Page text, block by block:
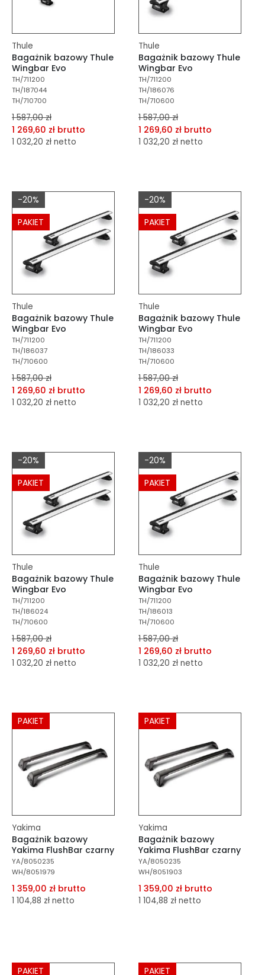
Thule
Bagażnik bazowy Thule
Wingbar Evo
TH/711200
TH/187044
TH/710700
1 587,00 zł
1 269,60 zł brutto
1 032,20 zł netto
Do koszyka
Thule
Bagażnik bazowy Thule
Wingbar Evo
TH/711200
TH/186076
TH/710600
1 587,00 zł
1 269,60 zł brutto
1 032,20 zł netto
Do koszyka
-20%
PAKIET
Thule
Bagażnik bazowy Thule
Wingbar Evo
TH/711200
TH/186037
TH/710600
1 587,00 zł
1 269,60 zł brutto
1 032,20 zł netto
Do koszyka
-20%
PAKIET
Thule
Bagażnik bazowy Thule
Wingbar Evo
TH/711200
TH/186033
TH/710600
1 587,00 zł
1 269,60 zł brutto
1 032,20 zł netto
Do koszyka
-20%
PAKIET
Thule
Bagażnik bazowy Thule
Wingbar Evo
TH/711200
TH/186024
TH/710600
1 587,00 zł
1 269,60 zł brutto
1 032,20 zł netto
Do koszyka
-20%
PAKIET
Thule
Bagażnik bazowy Thule
Wingbar Evo
TH/711200
TH/186013
TH/710600
1 587,00 zł
1 269,60 zł brutto
1 032,20 zł netto
Do koszyka
PAKIET
Yakima
Bagażnik bazowy
Yakima FlushBar czarny
YA/8050235
WH/8051979
1 359,00 zł brutto
1 104,88 zł netto
PAKIET
Yakima
Bagażnik bazowy
Yakima FlushBar czarny
YA/8050235
WH/8051903
1 359,00 zł brutto
1 104,88 zł netto
PAKIET PAKIET